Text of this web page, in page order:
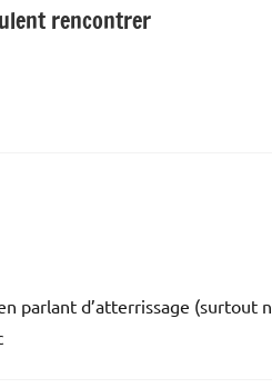
rencontrer
parlant d’atterrissage (surtout